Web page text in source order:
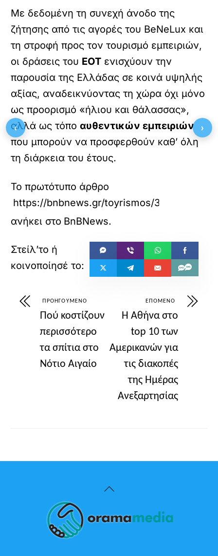
Με δεδομένη τη συνεχή άνοδο της
ζήτησης από τις αγορές του BeNeLux και
τη στροφή προς τον τουρισμό εμπειριών,
οι δράσεις του ΕΟΤ ενισχύουν την
παρουσία της Ελλάδας σε κοινά υψηλής
αξίας, αναδεικνύοντας τη χώρα όχι μόνο
ως προορισμό «ήλιου και θάλασσας»,
αλλά ως τόποαυθεντικών εμπειριών
που μπορούν να προσφερθούν καθ’ όλη
τη διάρκεια του έτους.
Το πρωτότυπο άρθρο
https://bnbnews.gr/toyrismos/39927/eot-
ανήκει στο BnBNews.
ΠΡΟΗΓΟΎΜΕΝΟ
Πού κοστίζουν
περισσότερο
τα σπίτια στο
Νότιο Αιγαίο
ΕΠΌΜΕΝΟ
Η Αθήνα στο
top 10 των
Αμερικανών για
τις διακοπές
της Ημέρας
Ανεξαρτησίας
Back
Top
‹ ›